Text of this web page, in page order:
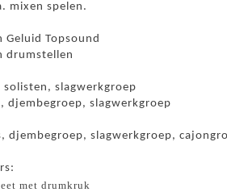
mixen spelen.
Topsound
drumstellen
slagwerkgroep
djembegroep, slagwerkgroep
djembegroep, slagwerkgroep,
met drumkruk